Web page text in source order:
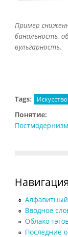
Пример
банальность,
вульгарность.
Tags: Искусство
Понятие:
Постмодернизм
Навигация
Вводное
Облако
Последние